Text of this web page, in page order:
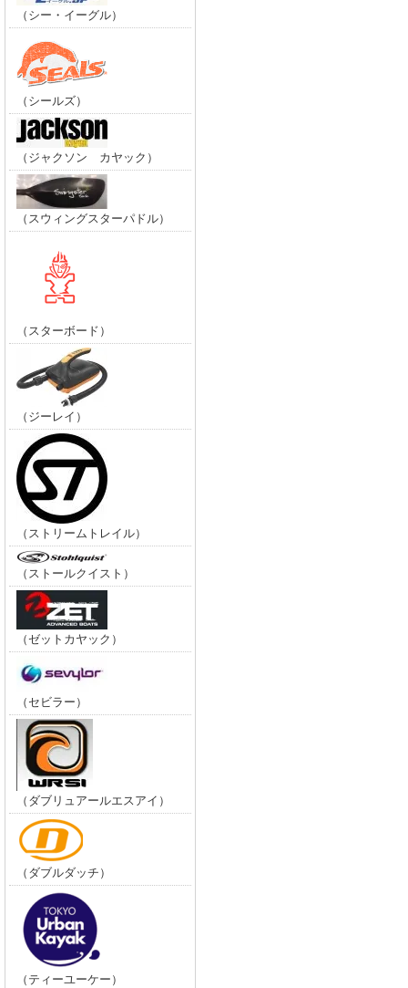
（シー・イーグル）
（シールズ）
（ジャクソン カヤック）
（スウィングスターパドル）
（スターボード）
（ジーレイ）
（ストリームトレイル）
（ストールクイスト）
（ゼットカヤック）
（セビラー）
（ダブリュアールエスアイ）
（ダブルダッチ）
（ティーユーケー）